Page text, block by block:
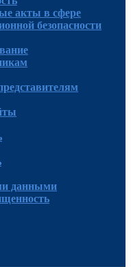
акты в сфере
безопасности
данными